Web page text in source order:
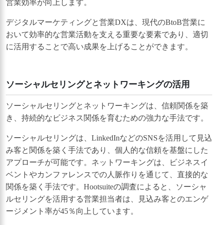
営業効率が向上します。
デジタルマーケティングと営業DXは、現代のBtoB営業に
おいて効率的な営業活動を支える重要な要素であり、適切
に活用することで高い成果を上げることができます。
ソーシャルセリングとネットワーキングの活用
ソーシャルセリングとネットワーキングは、信頼関係を築
き、持続的なビジネス関係を育むための強力な手法です。
ソーシャルセリングは、LinkedInなどのSNSを活用して見込
み客と関係を築く手法であり、個人的な信頼を基盤にした
アプローチが可能です。ネットワーキングは、ビジネスイ
ベントやカンファレンスでの人脈作りを通じて、直接的な
関係を築く手法です。Hootsuiteの調査によると、ソーシャ
ルセリングを活用する営業担当者は、見込み客とのエンゲ
ージメント率が45％向上しています。